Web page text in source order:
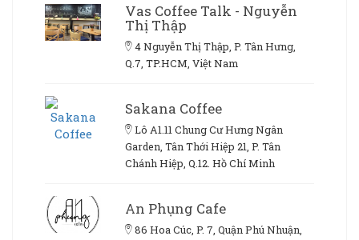
Vas Coffee Talk - Nguyễn
Thị Thập
4 Nguyễn Thị Thập, P. Tân Hưng,
Q.7, TP.HCM, Việt Nam
Sakana Coffee
Lô A1.11 Chung Cư Hưng Ngân
Garden, Tân Thới Hiệp 21, P. Tân
Chánh Hiệp, Q.12. Hồ Chí Minh
An Phụng Cafe
86 Hoa Cúc, P. 7, Quận Phú Nhuận,